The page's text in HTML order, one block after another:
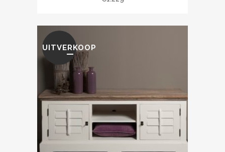
UITVERKOOP